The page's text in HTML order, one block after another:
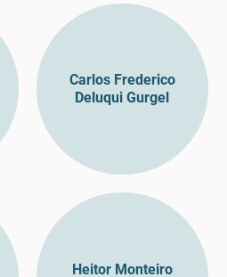
Carlos Frederico
Deluqui Gurgel
Heitor Monteiro